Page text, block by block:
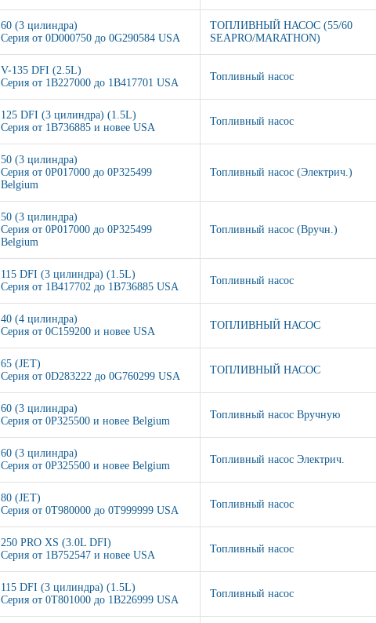
60 (3 цилиндра)
Серия от 0D000750 до 0G290584 USA
ТОПЛИВНЫЙ НАСОС (55/60
SEAPRO/MARATHON)
V-135 DFI (2.5L)
Серия от 1B227000 до 1B417701 USA
Топливный насос
125 DFI (3 цилиндра) (1.5L)
Серия от 1B736885 и новее USA
Топливный насос
50 (3 цилиндра)
Серия от 0P017000 до 0P325499
Belgium
Топливный насос (Электрич.)
50 (3 цилиндра)
Серия от 0P017000 до 0P325499
Belgium
Топливный насос (Вручн.)
115 DFI (3 цилиндра) (1.5L)
Серия от 1B417702 до 1B736885 USA
Топливный насос
40 (4 цилиндра)
Серия от 0C159200 и новее USA
ТОПЛИВНЫЙ НАСОС
65 (JET)
Серия от 0D283222 до 0G760299 USA
ТОПЛИВНЫЙ НАСОС
60 (3 цилиндра)
Серия от 0P325500 и новее Belgium
Топливный насос Вручную
60 (3 цилиндра)
Серия от 0P325500 и новее Belgium
Топливный насос Электрич.
80 (JET)
Серия от 0T980000 до 0T999999 USA
Топливный насос
250 PRO XS (3.0L DFI)
Серия от 1B752547 и новее USA
Топливный насос
115 DFI (3 цилиндра) (1.5L)
Серия от 0T801000 до 1B226999 USA
Топливный насос